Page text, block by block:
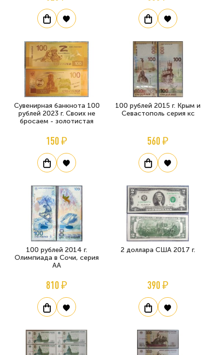
Сувенирная банкнота 100
рублей 2023 г. Своих не
бросаем - золотистая
150 ₽
100 рублей 2015 г. Крым и
Севастополь серия кс
560 ₽
100 рублей 2014 г.
Олимпиада в Сочи, серия
АА
810 ₽
2 доллара США 2017 г.
390 ₽